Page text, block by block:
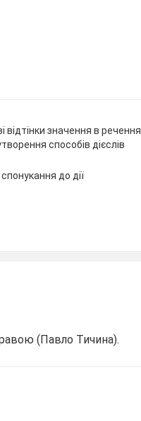
відтінки значення в речення
способів дієслів
до дії
(Павло Тичина).